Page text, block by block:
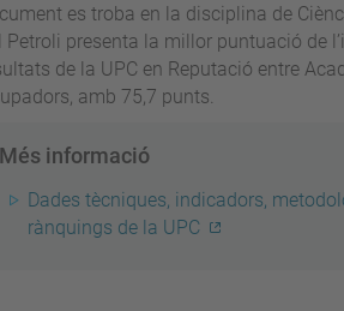
es troba en la disciplina de
Petroli presenta la millor puntuació de
de la UPC en Reputació entre
amb 75,7 punts.
Més informació
Dades tècniques, indicadors,
rànquings de la UPC